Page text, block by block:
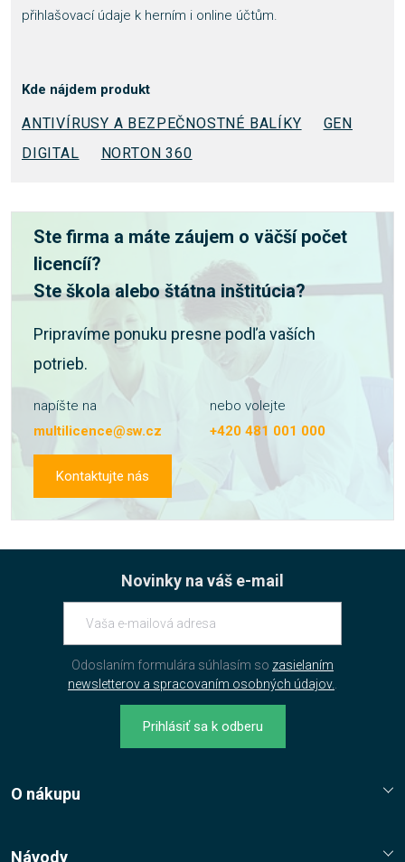
přihlašovací údaje k herním i online účtům.
Kde nájdem produkt
ANTIVÍRUSY A BEZPEČNOSTNÉ BALÍKY
GEN
DIGITAL
NORTON 360
Ste firma a máte záujem o väčší počet
licencíí?
Ste škola alebo štátna inštitúcia?
Pripravíme ponuku presne podľa vaších
potrieb.
napíšte na
multilicence@sw.cz
nebo volejte
+420 481 001 000
Kontaktujte nás
Novinky na váš e-mail
Odoslaním formulára súhlasím so zasielaním
newsletterov a spracovaním osobných údajov..
Prihlásiť sa k odberu
O nákupu
Jak nakupovat?
Návody